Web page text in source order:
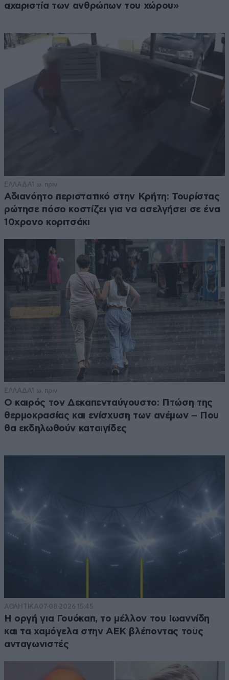
αχαριστία των ανθρώπων του χώρου»
ΕΛΛΑΔΑ1 ω. πριν
Αδιανόητο περιστατικό στην Κρήτη: Τουρίστας
ρώτησε πόσο κοστίζει για να ασελγήσει σε ένα
10χρονο κοριτσάκι
ΕΛΛΑΔΑ1 ω. πριν
Ο καιρός τον Δεκαπενταύγουστο: Πτώση της
θερμοκρασίας και ενίσχυση των ανέμων – Που
θα εκδηλωθούν καταιγίδες
ΑΘΛΗΤΙΚΑ07·08·2026 15:45
Η οργή για Γουόκαπ, το μέλλον του Ιωαννίδη
και τα χαμόγελα στην ΑΕΚ βλέποντας τους
ανταγωνιστές